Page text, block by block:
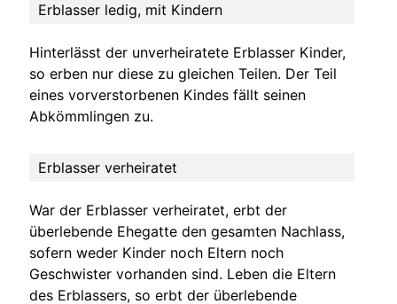
Erblasser ledig, mit Kindern
Hinterlässt der unverheiratete Erblasser Kinder,
so erben nur diese zu gleichen Teilen. Der Teil
eines vorverstorbenen Kindes fällt seinen
Abkömmlingen zu.
Erblasser verheiratet
War der Erblasser verheiratet, erbt der
überlebende Ehegatte den gesamten Nachlass,
sofern weder Kinder noch Eltern noch
Geschwister vorhanden sind. Leben die Eltern
des Erblassers, so erbt der überlebende